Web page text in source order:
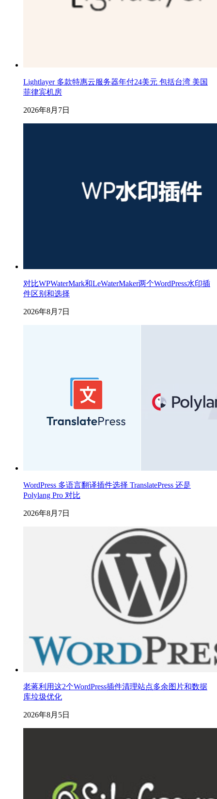
Lightlayer 多款特惠云服务器年付24美元 包括台湾 美国
菲律宾机房
2026年8月7日
对比WPWaterMark和LeWaterMaker两个WordPress水印插
件区别和选择
2026年8月7日
WordPress 多语言翻译插件选择 TranslatePress 还是
Polylang Pro 对比
2026年8月7日
老蒋利用这2个WordPress插件清理站点多余图片和数据
库垃圾优化
2026年8月5日